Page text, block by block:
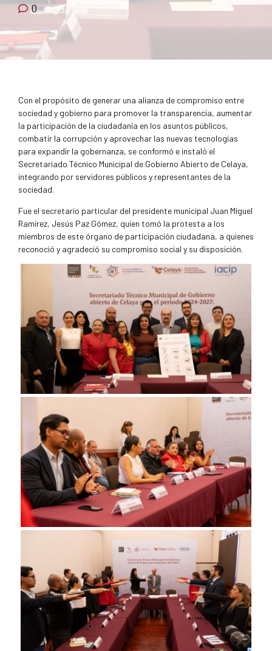
0
Con el propósito de generar una alianza de compromiso entre
sociedad y gobierno para promover la transparencia, aumentar
la participación de la ciudadanía en los asuntos públicos,
combatir la corrupción y aprovechar las nuevas tecnologías
para expandir la gobernanza, se conformó e instaló el
Secretariado Técnico Municipal de Gobierno Abierto de Celaya,
integrando por servidores públicos y representantes de la
sociedad.
Fue el secretario particular del presidente municipal Juan Miguel
Ramírez, Jesús Paz Gómez, quien tomó la protesta a los
miembros de este órgano de participación ciudadana, a quienes
reconoció y agradeció su compromiso social y su disposición.